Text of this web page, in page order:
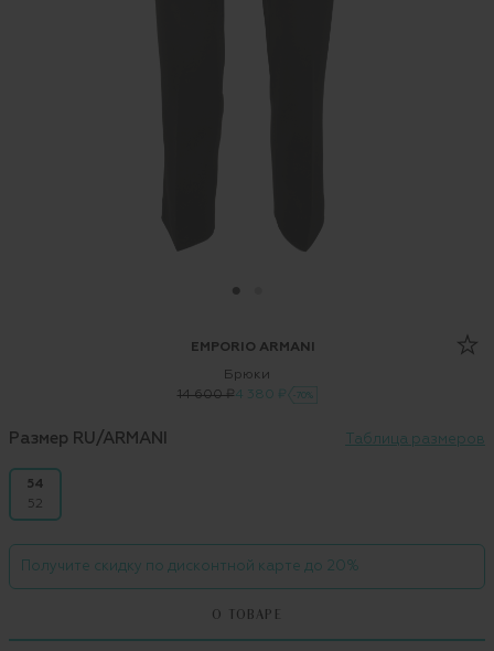
EMPORIO ARMANI
Брюки
14 600 ₽4 380 ₽ -70%
Размер RU/ARMANI Таблица размеров
54
52
Получите скидку по дисконтной карте до 20%
О ТОВАРЕ